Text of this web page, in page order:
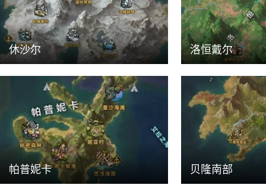
休沙尔 洛恒戴尔
帕普妮卡 贝隆南部